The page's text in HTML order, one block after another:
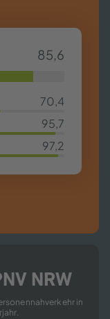
85,6
70,4
95,7
97,2
NRW
in